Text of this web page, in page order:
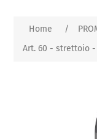
Home /
Art. 60 - strettoio -